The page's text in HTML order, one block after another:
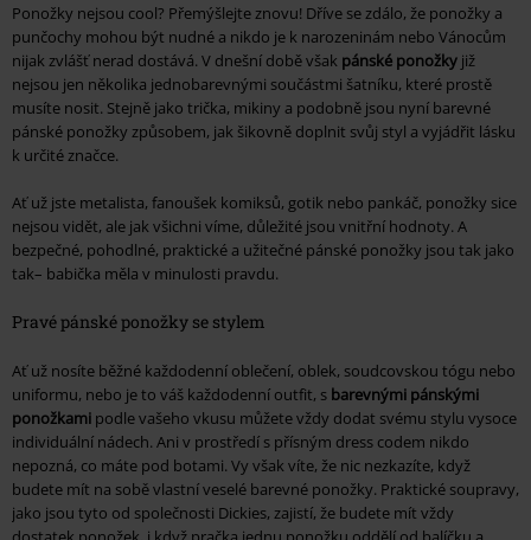
Ponožky nejsou cool? Přemýšlejte znovu! Dříve se zdálo, že ponožky a
punčochy mohou být nudné a nikdo je k narozeninám nebo Vánocům
nijak zvlášť nerad dostává. V dnešní době však pánské ponožky již
nejsou jen několika jednobarevnými součástmi šatníku, které prostě
musíte nosit. Stejně jako trička, mikiny a podobně jsou nyní barevné
pánské ponožky způsobem, jak šikovně doplnit svůj styl a vyjádřit lásku
k určité značce.
Ať už jste metalista, fanoušek komiksů, gotik nebo pankáč, ponožky sice
nejsou vidět, ale jak všichni víme, důležité jsou vnitřní hodnoty. A
bezpečné, pohodlné, praktické a užitečné pánské ponožky jsou tak jako
tak– babička měla v minulosti pravdu.
Pravé pánské ponožky se stylem
Ať už nosíte běžné každodenní oblečení, oblek, soudcovskou tógu nebo
uniformu, nebo je to váš každodenní outfit, s barevnými pánskými
ponožkami podle vašeho vkusu můžete vždy dodat svému stylu vysoce
individuální nádech. Ani v prostředí s přísným dress codem nikdo
nepozná, co máte pod botami. Vy však víte, že nic nezkazíte, když
budete mít na sobě vlastní veselé barevné ponožky. Praktické soupravy,
jako jsou tyto od společnosti Dickies, zajistí, že budete mít vždy